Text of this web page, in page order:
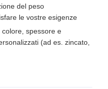
del peso
le vostre esigenze
spessore e
(ad es. zincato,